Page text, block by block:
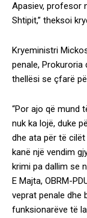
Apasiev, profesor
Shtipit,” theksoi
Kryeministri
penale,
thellësi se çfarë
“Por ajo që mund
nuk ka lojë, duke
dhe ata për të
kanë një vendim
krimi pa dallim se
E Majta, OBRM-
veprat penale dhe
funksionarëve të